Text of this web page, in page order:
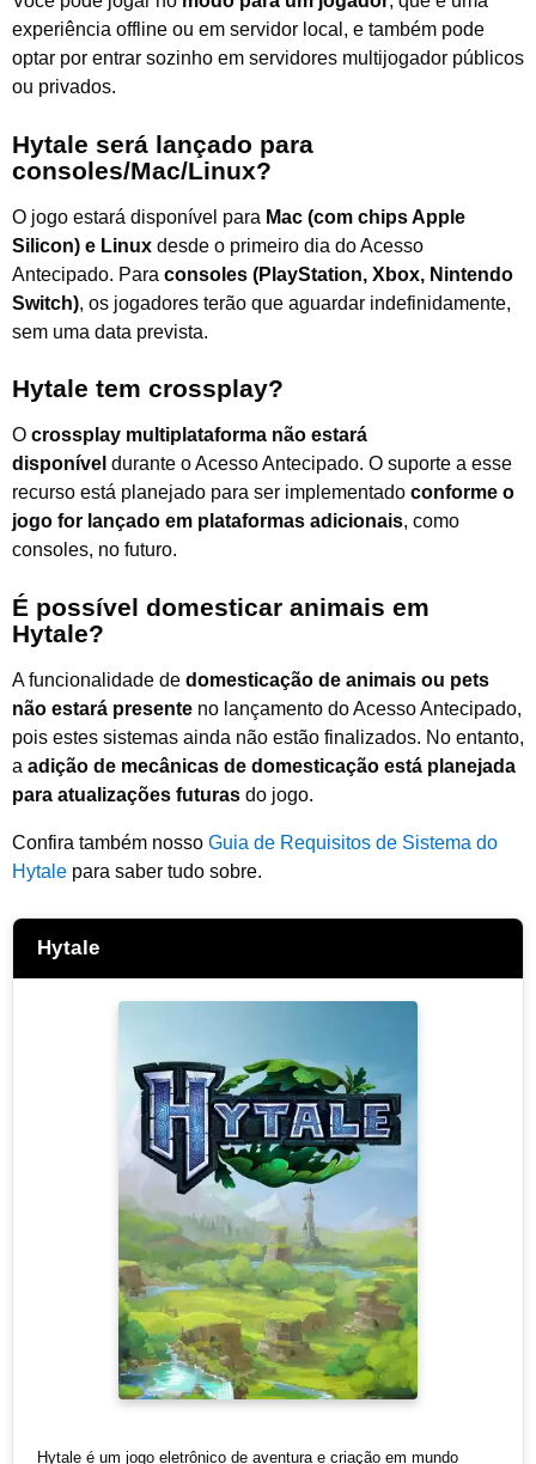
experiência offline ou em servidor local, e também pode
optar por entrar sozinho em servidores multijogador públicos
ou privados.
Hytale será lançado para
consoles/Mac/Linux?
O jogo estará disponível para Mac (com chips Apple
Silicon) e Linux desde o primeiro dia do Acesso
Antecipado. Para consoles (PlayStation, Xbox, Nintendo
Switch), os jogadores terão que aguardar indefinidamente,
sem uma data prevista.
Hytale tem crossplay?
O crossplay multiplataforma não estará
disponível durante o Acesso Antecipado. O suporte a esse
recurso está planejado para ser implementado conforme o
jogo for lançado em plataformas adicionais, como
consoles, no futuro.
É possível domesticar animais em
Hytale?
A funcionalidade de domesticação de animais ou pets
não estará presente no lançamento do Acesso Antecipado,
pois estes sistemas ainda não estão finalizados. No entanto,
a adição de mecânicas de domesticação está planejada
para atualizações futuras do jogo.
Confira também nosso Guia de Requisitos de Sistema do
Hytale para saber tudo sobre.
Hytale
Hytale é um jogo eletrônico de aventura e criação em mundo